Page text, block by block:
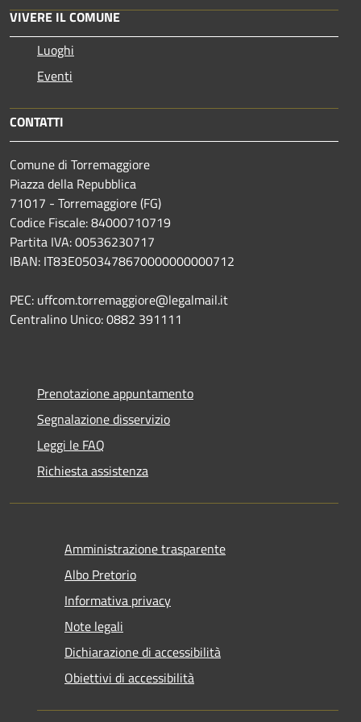
VIVERE IL COMUNE
Luoghi
Eventi
CONTATTI
Comune di Torremaggiore
Piazza della Repubblica
71017 - Torremaggiore (FG)
Codice Fiscale: 84000710719
Partita IVA: 00536230717
IBAN: IT83E0503478670000000000712
PEC: uffcom.torremaggiore@legalmail.it
Centralino Unico: 0882 391111
Prenotazione appuntamento
Segnalazione disservizio
Leggi le FAQ
Richiesta assistenza
Amministrazione trasparente
Albo Pretorio
Informativa privacy
Note legali
Dichiarazione di accessibilità
Obiettivi di accessibilità